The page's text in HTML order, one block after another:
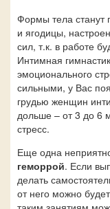
Формы тела станут
и ягодицы,
сил, т.к. в работе
Интимная
эмоционального
сильными, у Вас
грудью женщин
дольше – от 3 до 6
стресс.
Еще одна
геморрой. Если
делать
от него можно